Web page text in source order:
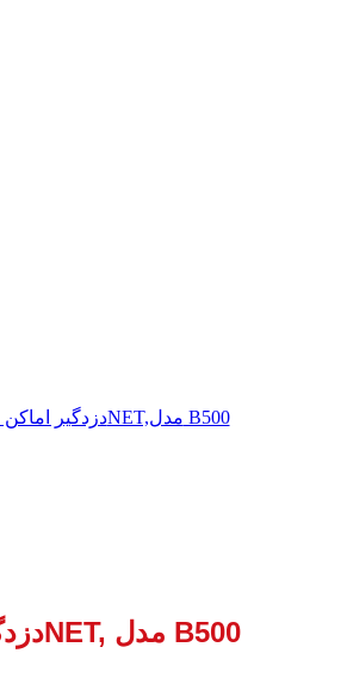
دزدگیر سیمکارتی 4NET, مدل B500